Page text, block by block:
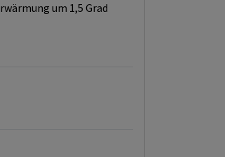
um 1,5 Grad